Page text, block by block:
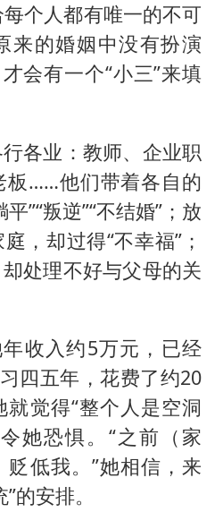
每个人都有唯一的不可
来的婚姻中没有扮演
会有一个“小三”来填
各业：教师、企业职
板……他们带着各自的
”“叛逆”“不结婚”；放
，却过得“不幸福”；
处理不好与父母的关
收入约5万元，已经
四五年，花费了约20
觉得“整个人是空洞
她恐惧。“之前（家
贬低我。”她相信，来
的安排。